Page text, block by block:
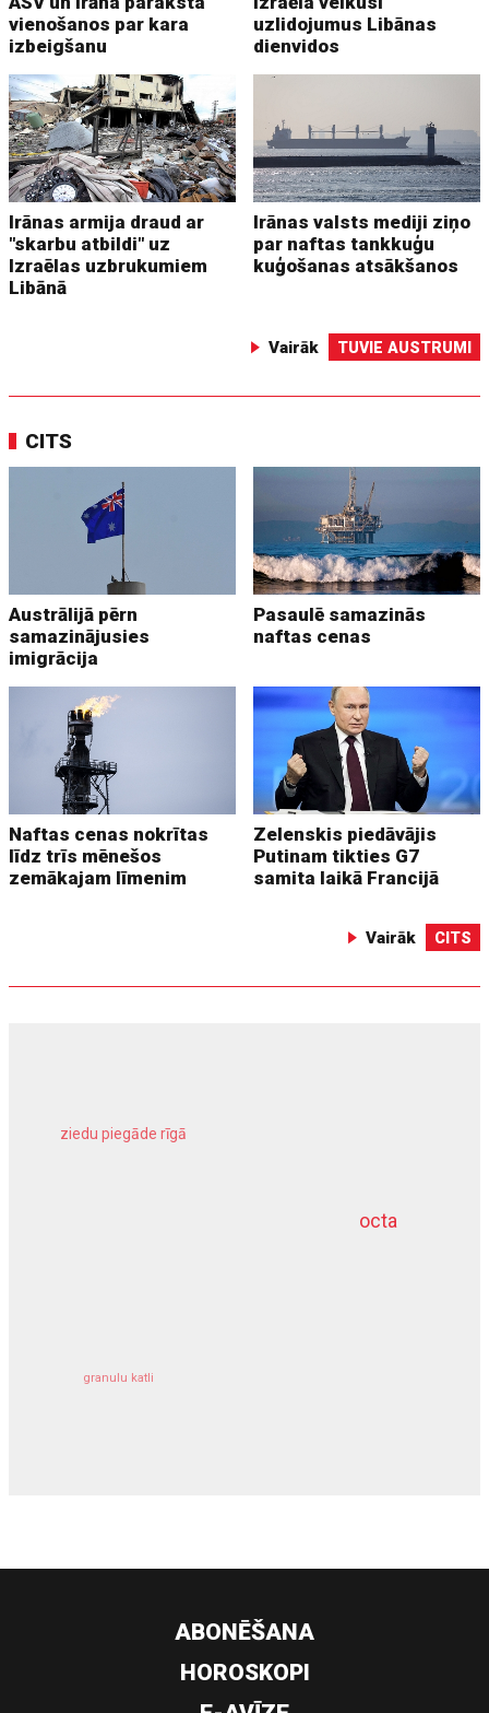
vienošanos par kara
izbeigšanu
uzlidojumus Libānas
dienvidos
Irānas armija draud ar
"skarbu atbildi" uz
Izraēlas uzbrukumiem
Libānā
Irānas valsts mediji ziņo
par naftas tankkuģu
kuģošanas atsākšanos
Vairāk TUVIE AUSTRUMI
CITS
Austrālijā pērn
samazinājusies
imigrācija
Pasaulē samazinās
naftas cenas
Naftas cenas nokrītas
līdz trīs mēnešos
zemākajam līmenim
Zelenskis piedāvājis
Putinam tikties G7
samita laikā Francijā
Vairāk CITS
octa
ziedu piegāde rīgā
granulu katli
dziļurbums
ABONĒŠANA
HOROSKOPI